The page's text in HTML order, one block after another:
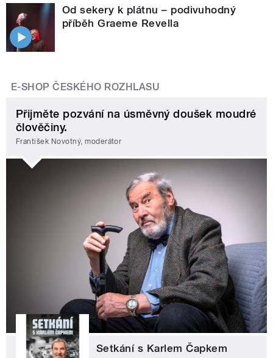
Od sekery k plátnu – podivuhodný
příběh Graeme Revella
E-SHOP ČESKÉHO ROZHLASU
Přijměte pozvání na úsměvný doušek moudré
člověčiny.
František Novotný, moderátor
Setkání s Karlem Čapkem